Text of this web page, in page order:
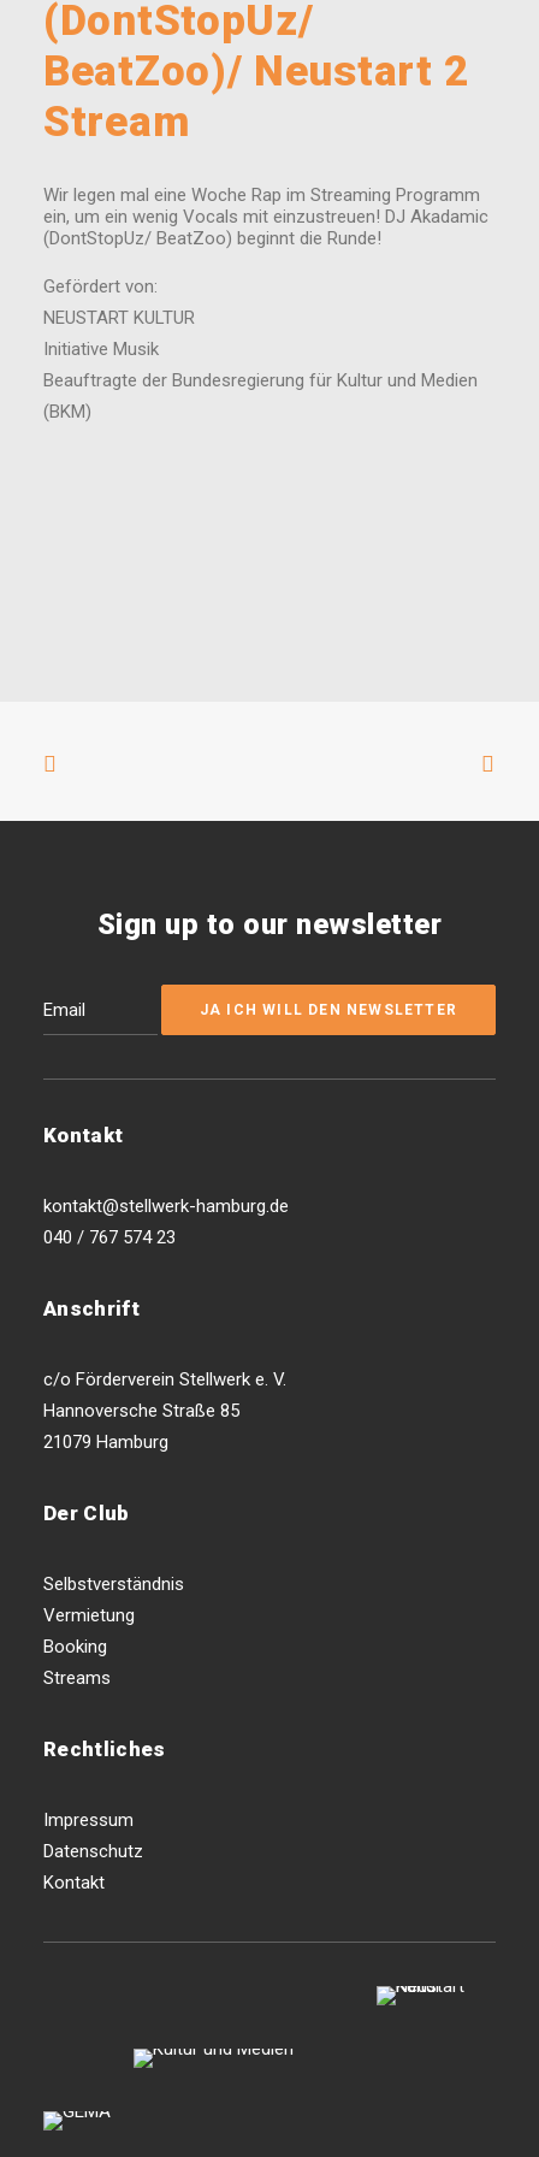
(DontStopUz/
BeatZoo)/ Neustart 2
Stream
Wir legen mal eine Woche Rap im Streaming Programm
ein, um ein wenig Vocals mit einzustreuen! DJ Akadamic
(DontStopUz/ BeatZoo) beginnt die Runde!
Gefördert von:
NEUSTART KULTUR
Initiative Musik
Beauftragte der Bundesregierung für Kultur und Medien
(BKM)
Sign up to our newsletter
Kontakt
kontakt@stellwerk-hamburg.de
040 / 767 574 23
Anschrift
c/o Förderverein Stellwerk e. V.
Hannoversche Straße 85
21079 Hamburg
Der Club
Selbstverständnis
Vermietung
Booking
Streams
Rechtliches
Impressum
Datenschutz
Kontakt